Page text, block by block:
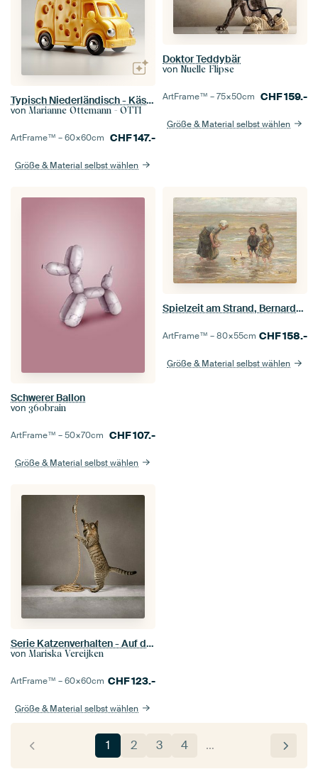
Typisch Niederländisch - Käse - Lastwagen
von Marianne Ottemann - OTTI
ArtFrame™ –60×60cm CHF147.-
Größe & Material selbst wählen
Doktor Teddybär
von Nuelle Flipse
ArtFrame™ –75×50cm CHF159.-
Größe & Material selbst wählen
Schwerer Ballon
von 360brain
ArtFrame™ –50×70cm CHF107.-
Größe & Material selbst wählen
Spielzeit am Strand, Bernardus Johannes Blommers
ArtFrame™ –80×55cm CHF158.-
Größe & Material selbst wählen
Serie Katzenverhalten - Auf dem Seil
von Mariska Vereijken
ArtFrame™ –60×60cm CHF123.-
Größe & Material selbst wählen
1 2 3 4 …